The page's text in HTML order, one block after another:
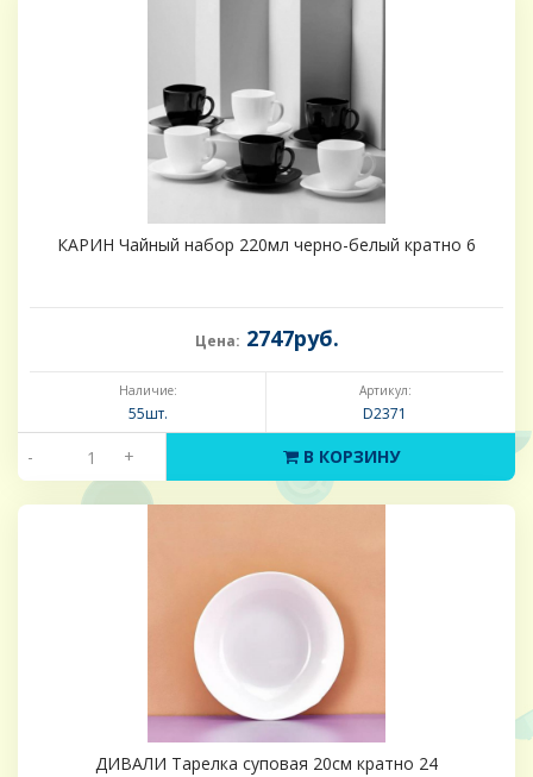
КАРИН Чайный набор 220мл черно-белый кратно 6
Цена: 2747руб.
Наличие:
55шт.
Артикул:
D2371
- + В КОРЗИНУ
ДИВАЛИ Тарелка суповая 20см кратно 24